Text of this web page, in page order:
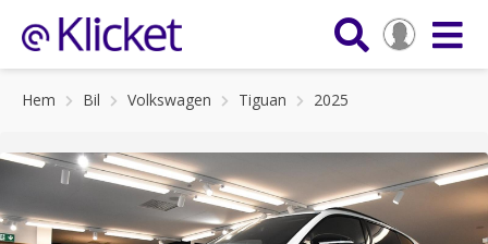
Hem Bil Volkswagen Tiguan 2025